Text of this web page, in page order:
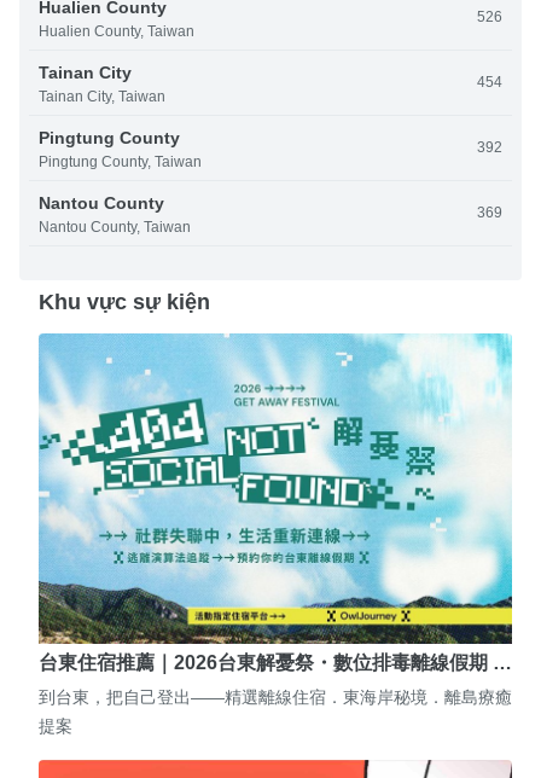
Hualien County
Hualien County, Taiwan
526
Tainan City
Tainan City, Taiwan
454
Pingtung County
Pingtung County, Taiwan
392
Nantou County
Nantou County, Taiwan
369
Khu vực sự kiện
台東住宿推薦｜2026台東解憂祭・數位排毒離線假期 …
到台東，把自己登出——精選離線住宿．東海岸秘境．離島療癒
提案